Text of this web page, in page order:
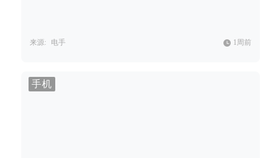
来源: 电手 1周前
手机